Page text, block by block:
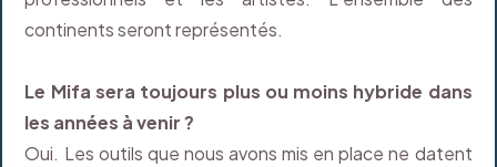
continents seront représentés.
Le Mifa sera toujours plus ou moins hybride dans
les années à venir ?
Oui. Les outils que nous avons mis en place ne datent